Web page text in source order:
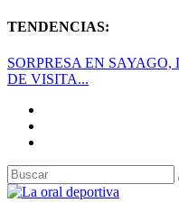
TENDENCIAS:
SORPRESA EN
DE VISITA...